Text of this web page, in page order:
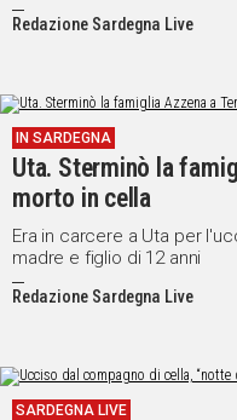
SPORT
VIDEO
UNISCITI
WHATSAPP
Redazione Sardegna Live
IN SARDEGNA
Uta. Sterminò la
morto in cella
Era in carcere a Uta per
madre e figlio di 12 anni
Redazione Sardegna Live
SARDEGNA LIVE